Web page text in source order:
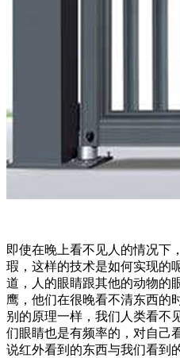
即使在晚上看不见人的情况下
瑕，这样的技术是如何实现的
道，人的眼睛跟其他的动物的
鹰，他们在很晚看不清东西的
别的原理一样，我们人类看不
们眼睛也是有频率的，对自己
说红外看到的东西与我们看到